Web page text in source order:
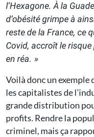
l’Hexagone. À la
d’obésité grimpe à
reste de la France, ce
Covid, accroît le
en réa. »
Voilà donc un exemple
les capitalistes de
grande distribution
profits. Rendre la
criminel, mais ça